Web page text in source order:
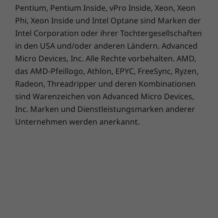
Kaufen Sie diesen PC und erhalten Sie ein
kostenloses Upgrade auf Windows 11,
sobald es verfügbar ist.1
1 Der Plan für die Einführung des Upgrades
wird gerade fertiggestellt. Sie soll Ende 2021
beginnen und bis ins Jahr 2022 hinein
Pentium, Pentium Inside, vPro Inside, Xeon, Xeon
Phi, Xeon Inside und Intel Optane sind Marken der
Intel Corporation oder ihrer Tochtergesellschaften
in den USA und/oder anderen Ländern. Advanced
Micro Devices, Inc. Alle Rechte vorbehalten. AMD,
das AMD-Pfeillogo, Athlon, EPYC, FreeSync, Ryzen,
Radeon, Threadripper und deren Kombinationen
sind Warenzeichen von Advanced Micro Devices,
Inc. Marken und Dienstleistungsmarken anderer
Unternehmen werden anerkannt.